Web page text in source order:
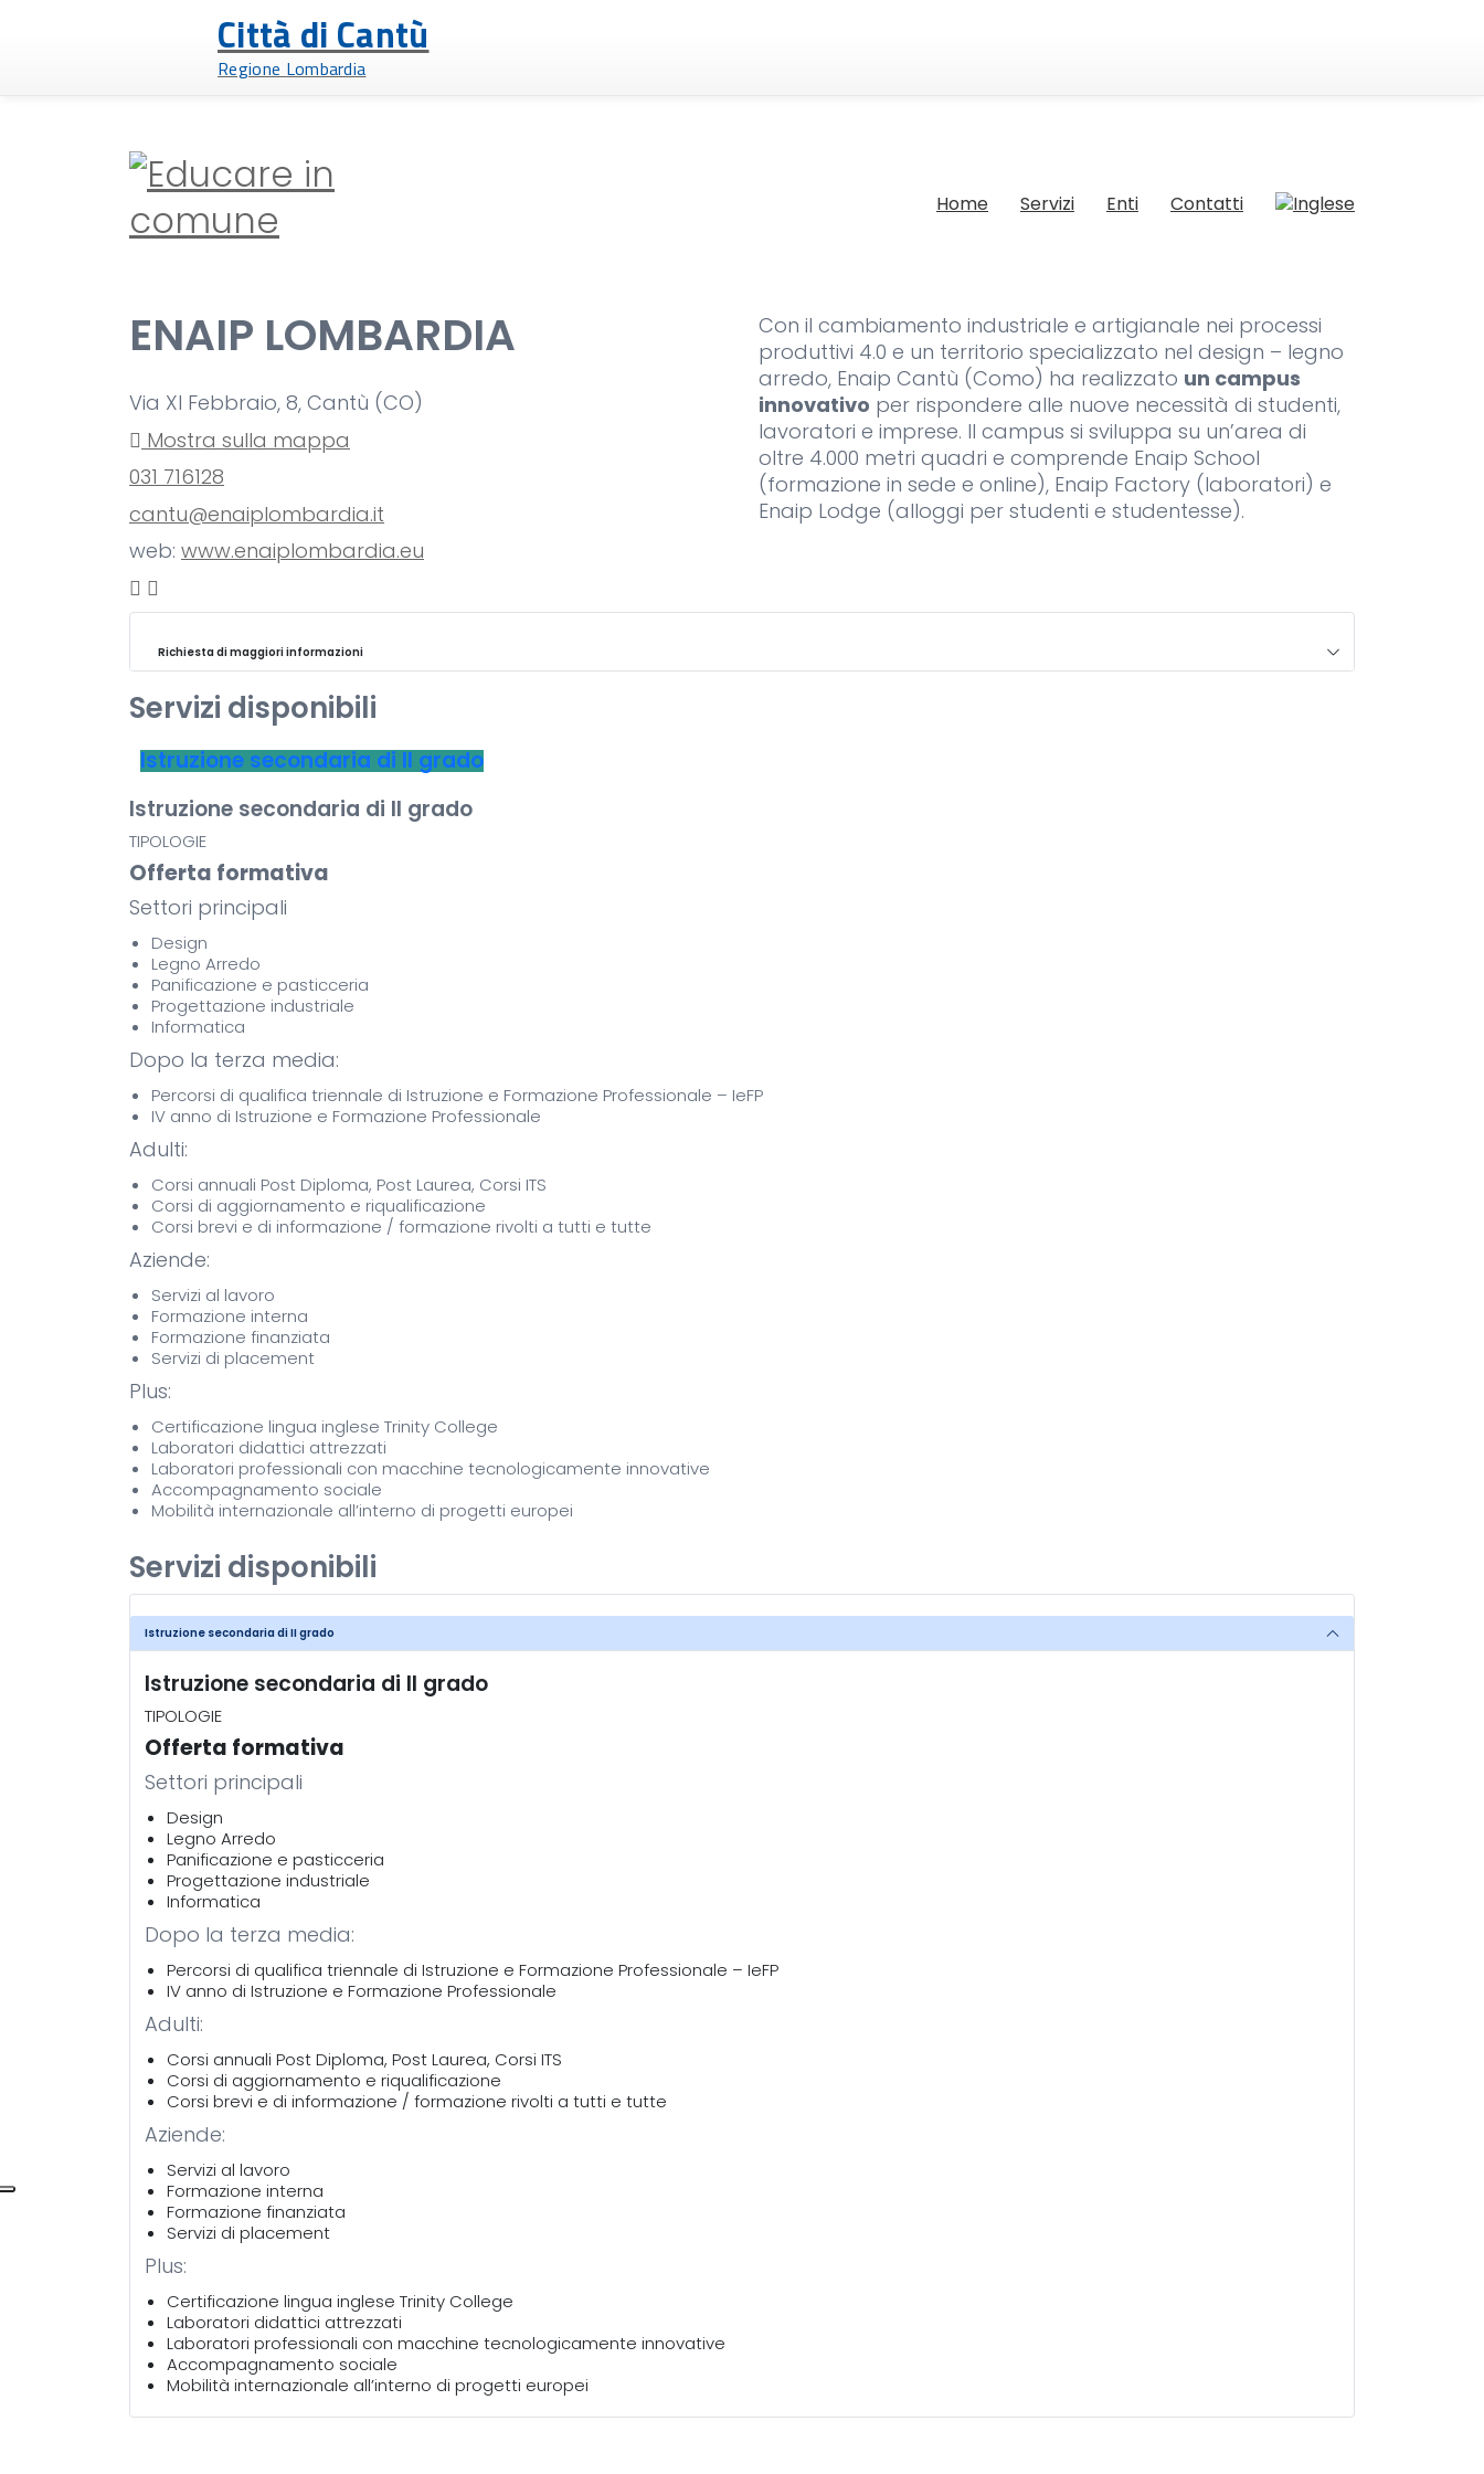
Città di Cantù
Regione Lombardia
Home Servizi Enti Contatti
ENAIP LOMBARDIA
Via XI Febbraio, 8, Cantù (CO)
Mostra sulla mappa
031 716128
cantu@enaiplombardia.it
web: www.enaiplombardia.eu
Con il cambiamento industriale e artigianale nei processi
produttivi 4.0 e un territorio specializzato nel design – legno
arredo, Enaip Cantù (Como) ha realizzato un campus
innovativo per rispondere alle nuove necessità di studenti,
lavoratori e imprese. Il campus si sviluppa su un’area di
oltre 4.000 metri quadri e comprende Enaip School
(formazione in sede e online), Enaip Factory (laboratori) e
Enaip Lodge (alloggi per studenti e studentesse).
Richiesta di maggiori informazioni
Servizi disponibili
Istruzione secondaria di II grado
Istruzione secondaria di II grado
TIPOLOGIE
Offerta formativa
Settori principali
Design
Legno Arredo
Panificazione e pasticceria
Progettazione industriale
Informatica
Dopo la terza media:
Percorsi di qualifica triennale di Istruzione e Formazione Professionale – IeFP
IV anno di Istruzione e Formazione Professionale
Adulti:
Corsi annuali Post Diploma, Post Laurea, Corsi ITS
Corsi di aggiornamento e riqualificazione
Corsi brevi e di informazione / formazione rivolti a tutti e tutte
Aziende:
Servizi al lavoro
Formazione interna
Formazione finanziata
Servizi di placement
Plus:
Certificazione lingua inglese Trinity College
Laboratori didattici attrezzati
Laboratori professionali con macchine tecnologicamente innovative
Accompagnamento sociale
Mobilità internazionale all’interno di progetti europei
Servizi disponibili
Istruzione secondaria di II grado
Istruzione secondaria di II grado
TIPOLOGIE
Offerta formativa
Settori principali
Design
Legno Arredo
Panificazione e pasticceria
Progettazione industriale
Informatica
Dopo la terza media:
Percorsi di qualifica triennale di Istruzione e Formazione Professionale – IeFP
IV anno di Istruzione e Formazione Professionale
Adulti:
Corsi annuali Post Diploma, Post Laurea, Corsi ITS
Corsi di aggiornamento e riqualificazione
Corsi brevi e di informazione / formazione rivolti a tutti e tutte
Aziende:
Servizi al lavoro
Formazione interna
Formazione finanziata
Servizi di placement
Plus:
Certificazione lingua inglese Trinity College
Laboratori didattici attrezzati
Laboratori professionali con macchine tecnologicamente innovative
Accompagnamento sociale
Mobilità internazionale all’interno di progetti europei